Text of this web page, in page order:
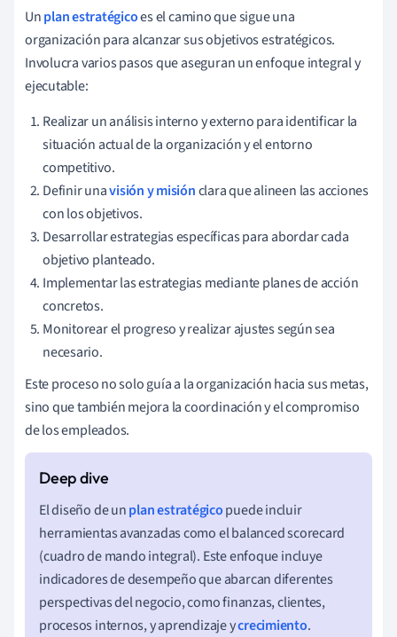
Unplan estratégicoes el camino que sigue una
organización para alcanzar sus objetivos estratégicos.
Involucra varios pasos que aseguran un enfoque integral y
ejecutable:
Realizar un análisis interno y externo para identificar la
situación actual de la organización y el entorno
competitivo.
Definir unavisión y misiónclara que alineen las acciones
con los objetivos.
Desarrollar estrategias específicas para abordar cada
objetivo planteado.
Implementar las estrategias mediante planes de acción
concretos.
Monitorear el progreso y realizar ajustes según sea
necesario.
Este proceso no solo guía a la organización hacia sus metas,
sino que también mejora la coordinación y el compromiso
de los empleados.
El diseño de unplan estratégicopuede incluir
herramientas avanzadas como el balanced scorecard
(cuadro de mando integral). Este enfoque incluye
indicadores de desempeño que abarcan diferentes
perspectivas del negocio, como finanzas, clientes,
procesos internos, y aprendizaje ycrecimiento.